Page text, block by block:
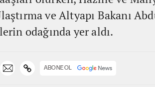
ve Altyapı Bakanı
odağında yer aldı.
ABONE OL